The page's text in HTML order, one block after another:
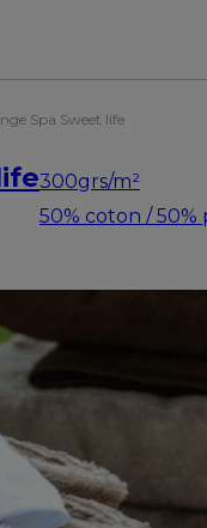
Spa Sweet life
300grs/m²
50% coton / 50%